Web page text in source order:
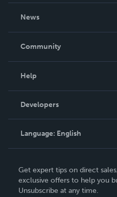
News
In The News
Community
Podcast
Help
Order Lookup
Knowledge Base
Contact Support
Developers
Language: English
Deutsch
Français
Get expert tips on direct
exclusive offers to help you
Unsubscribe at any time.